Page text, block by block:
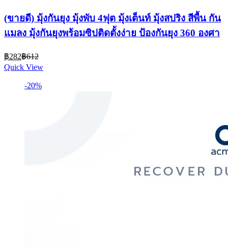
(ขายดี) มุ้งกันยุง มุ้งพับ 4ฟุต มุ้งเต็นท์ มุ้งสปริง สีพื้น กัน
แมลง มุ้งกันยุงพร้อมซิปติดตั้งง่าย ป้องกันยุง 360 องศา
฿282Current
price
is:
฿282.
฿612
was:
฿612.
Quick View
-20%